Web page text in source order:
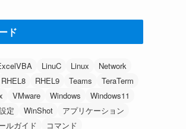
ド
LinuC Linux
Network
RHEL8 RHEL9 Teams
TeraTerm
VMware Windows
Windows11
定
WinShot
アプリケーション
ルガイド
コマンド